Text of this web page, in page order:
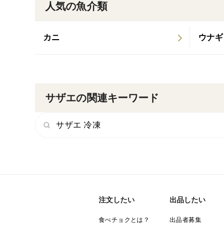
人気の魚介類
カニ ウナギ
サザエの関連キーワード
サザエ 冷凍
注文したい
食べチョクとは？
出品したい
出品者募集